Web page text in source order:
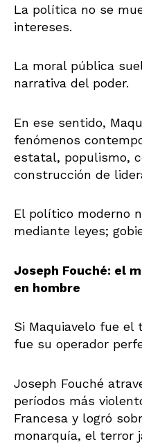
La política no se
intereses.
La moral pública
narrativa del poder.
En ese sentido,
fenómenos
estatal, populismo,
construcción de
El político moderno
mediante leyes;
Joseph Fouché: el
en hombre
Si Maquiavelo fue el
fue su operador
Joseph Fouché
períodos más
Francesa y logró
monarquía, el terror